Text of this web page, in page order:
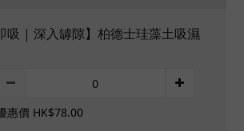
即吸 | 深入罅隙】柏德士珪藻土吸濕
惠價 HK$78.00